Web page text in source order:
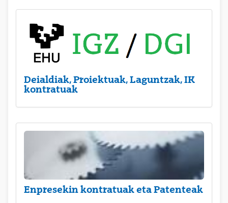
Deialdiak, Proiektuak, Laguntzak, IK
kontratuak
Enpresekin kontratuak eta Patenteak